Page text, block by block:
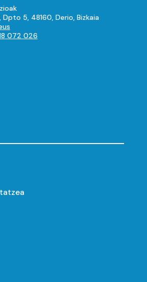
Dpto 5, 48160, Derio, Bizkaia
072 026